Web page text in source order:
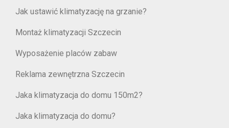
Jak ustawić klimatyzację na grzanie?
Montaż klimatyzacji Szczecin
Wyposażenie placów zabaw
Reklama zewnętrzna Szczecin
Jaka klimatyzacja do domu 150m2?
Jaka klimatyzacja do domu?